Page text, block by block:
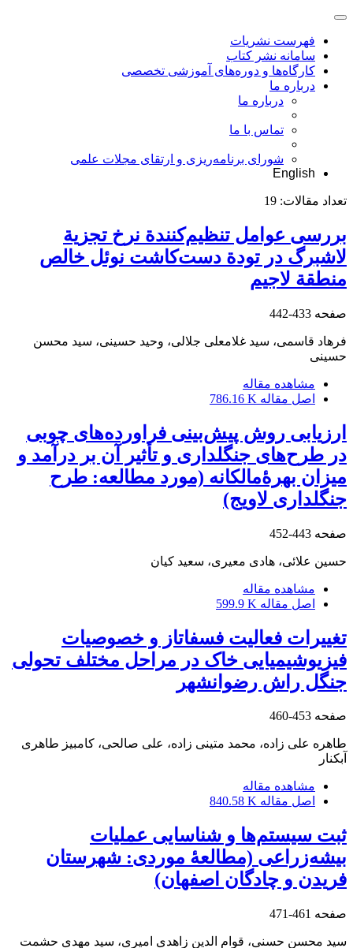
فهرست نشریات
سامانه نشر کتاب
کارگاه‌ها و دوره‌های آموزشی تخصصی
درباره ما
درباره ما
تماس با ما
شورای برنامه‌ریزی و ارتقای مجلات علمی
English
تعداد مقالات: 19
بررسی عوامل تنظیم‌کنندة نرخ تجزیة
لاشبرگ در تودة دست‌کاشت نوئل خالص
منطقة لاجیم
صفحه 433-442
فرهاد قاسمی، سید غلامعلی جلالی، وحید حسینی، سید محسن
حسینی
مشاهده مقاله
اصل مقاله 786.16 K
ارزیابی روش پیش‌بینی فراورده‌های چوبی
در طرح‌های جنگلداری و تأثیر آن بر درآمد و
میزان بهرۀمالکانه (مورد مطالعه: طرح
جنگلداری لاویج)
صفحه 443-452
حسین علائی، هادی معیری، سعید کیان
مشاهده مقاله
اصل مقاله 599.9 K
تغییرات فعالیت فسفاتاز و خصوصیات
فیزیوشیمیایی خاک در مراحل مختلف تحولی
جنگل راش رضوانشهر
صفحه 453-460
طاهره علی زاده، محمد متینی زاده، علی صالحی، کامبیز طاهری
آبکنار
مشاهده مقاله
اصل مقاله 840.58 K
ثبت سیستم‌ها و شناسایی عملیات
بیشه‌زراعی (مطالعۀ موردی: شهرستان
فریدن و چادگان اصفهان)
صفحه 461-471
سید محسن حسنی، قوام الدین زاهدی امیری، سید مهدی حشمت